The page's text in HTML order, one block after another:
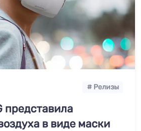
# Релизы
представила
в виде маски